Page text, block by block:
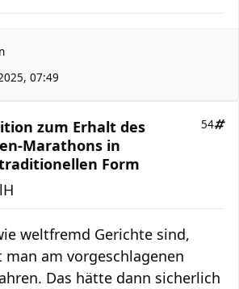
07:49
zum Erhalt des
Marathons in
Form
54
weltfremd Gerichte sind,
man am vorgeschlagenen
Das hätte dann sicherlich